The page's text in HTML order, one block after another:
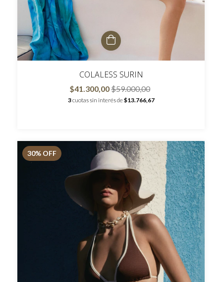
COLALESS SURIN
$41.300,00$59.000,00
3cuotas sin interés de$13.766,67
30% OFF